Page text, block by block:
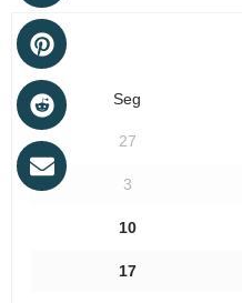
Seg
27
3
10
17